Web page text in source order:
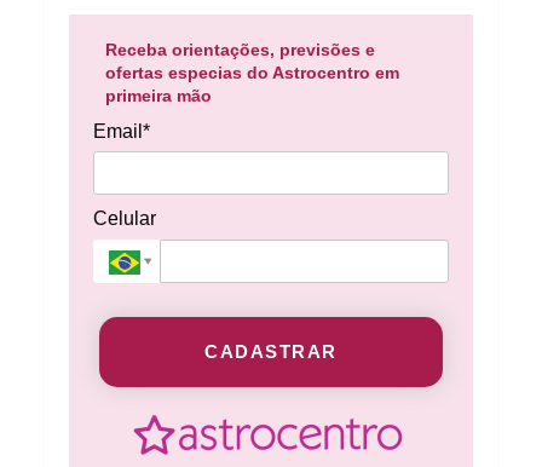
Receba orientações, previsões e
ofertas especias do Astrocentro em
primeira mão
Email*
Celular
CADASTRAR